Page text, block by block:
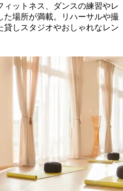
ィットネス、ダンスの練習やレ
た場所が満載。リハーサルや撮
しスタジオやおしゃれなレン